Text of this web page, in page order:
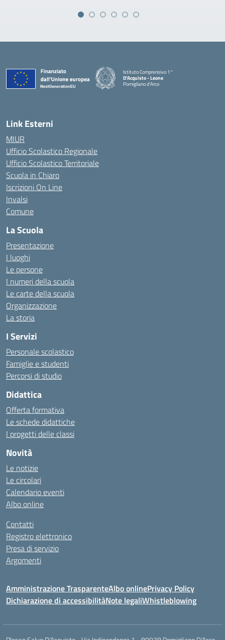
Istituto Comprensivo 1°
D'Acquisto - Leone
Pomigliano d'Arco
— Visita la pagina iniziale della scuola
Link Esterni
MIUR
Ufficio Scolastico Regionale
Ufficio Scolastico Territoriale
Scuola in Chiaro
Iscrizioni On Line
Invalsi
Comune
La Scuola
Presentazione
I luoghi
Le persone
I numeri della scuola
Le carte della scuola
Organizzazione
La storia
I Servizi
Personale scolastico
Famiglie e studenti
Percorsi di studio
Didattica
Offerta formativa
Le schede didattiche
I progetti delle classi
Novità
Le notizie
Le circolari
Calendario eventi
Albo online
Contatti
Registro elettronico
Presa di servizio
Argomenti
Amministrazione TrasparenteAlbo onlinePrivacy Policy
Dichiarazione di accessibilitàNote legaliWhistleblowing